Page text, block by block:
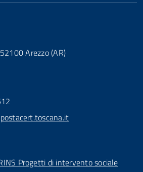
Arezzo (AR)
Progetti di intervento sociale